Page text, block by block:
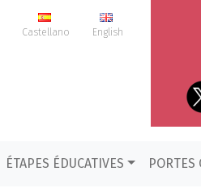
Castellano English
ÉTAPES ÉDUCATIVES PORTES